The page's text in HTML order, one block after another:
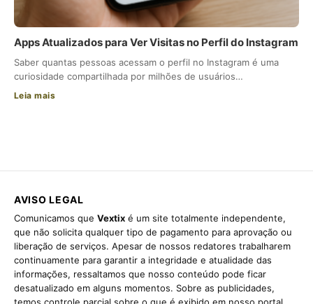
Apps Atualizados para Ver Visitas no Perfil do Instagram
Saber quantas pessoas acessam o perfil no Instagram é uma
curiosidade compartilhada por milhões de usuários…
Leia mais
AVISO LEGAL
Comunicamos que Vextix é um site totalmente independente,
que não solicita qualquer tipo de pagamento para aprovação ou
liberação de serviços. Apesar de nossos redatores trabalharem
continuamente para garantir a integridade e atualidade das
informações, ressaltamos que nosso conteúdo pode ficar
desatualizado em alguns momentos. Sobre as publicidades,